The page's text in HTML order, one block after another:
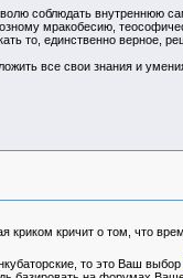
соблюдать внутреннюю
мракобесию,
то, единственно верное,
все свои знания и
кричит о том, что
то это Ваш выбор